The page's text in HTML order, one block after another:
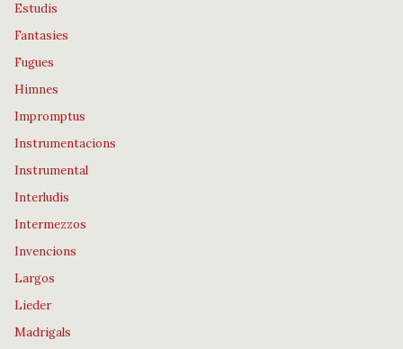
Estudis
Fantasies
Fugues
Himnes
Impromptus
Instrumentacions
Instrumental
Interludis
Intermezzos
Invencions
Largos
Lieder
Madrigals